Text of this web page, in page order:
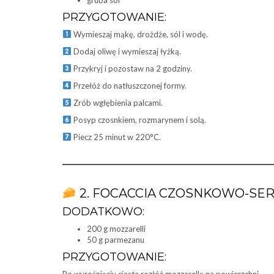
PRZYGOTOWANIE:
Wymieszaj mąkę, drożdże, sól i wodę.
Dodaj oliwę i wymieszaj łyżką.
Przykryj i pozostaw na 2 godziny.
Przełóż do natłuszczonej formy.
Zrób wgłębienia palcami.
Posyp czosnkiem, rozmarynem i solą.
Piecz 25 minut w 220°C.
2. FOCACCIA CZOSNKOWO-
DODATKOWO:
200 g mozzarelli
50 g parmezanu
PRZYGOTOWANIE: